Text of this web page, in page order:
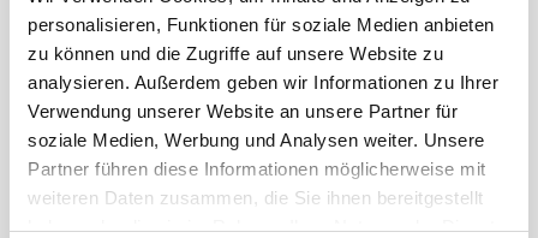
personalisieren, Funktionen für soziale Medien anbieten
zu können und die Zugriffe auf unsere Website zu
analysieren. Außerdem geben wir Informationen zu Ihrer
Verwendung unserer Website an unsere Partner für
soziale Medien, Werbung und Analysen weiter. Unsere
Partner führen diese Informationen möglicherweise mit
weiteren Daten zusammen, die Sie ihnen bereitgestellt
haben oder die sie im Rahmen Ihrer Nutzung der Dienste
September 2020
August 2020
Juli 2020
Juni 2020
Mai 2020